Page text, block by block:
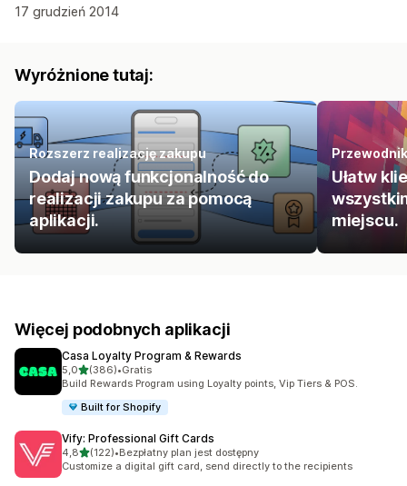
17 grudzień 2014
Wyróżnione tutaj:
Rozszerz realizację zakupu
Dodaj nową funkcjonalność do
realizacji zakupu za pomocą
aplikacji.
Przewodnik
Ułatw
miejscu.
Więcej podobnych aplikacji
Casa Loyalty Program & Rewards
5,0na 5 gwiazdek
(386)
Łączna liczba recenzji: 386
•Gratis
Build Rewards Program using Loyalty points, Vip Tiers & POS.
Built for Shopify
Vify: Professional Gift Cards
4,8na 5 gwiazdek
(122)
Łączna liczba recenzji: 122
•Bezpłatny plan jest dostępny
Customize a digital gift card, send directly to the recipients